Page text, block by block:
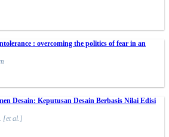
: overcoming the politics of fear in an
Desain: Keputusan Desain Berbasis Nilai Edisi
[et al.]